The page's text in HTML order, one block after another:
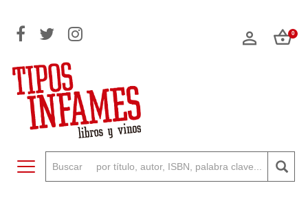
0
Toggle navigation